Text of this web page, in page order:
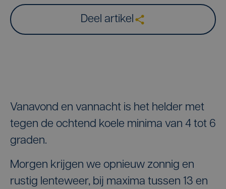
Deel artikel
Vanavond en vannacht is het helder met
tegen de ochtend koele minima van 4 tot 6
graden.
Morgen krijgen we opnieuw zonnig en
rustig lenteweer, bij maxima tussen 13 en